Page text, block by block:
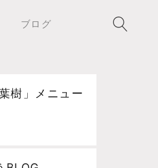
ブログ
樹」メニュー